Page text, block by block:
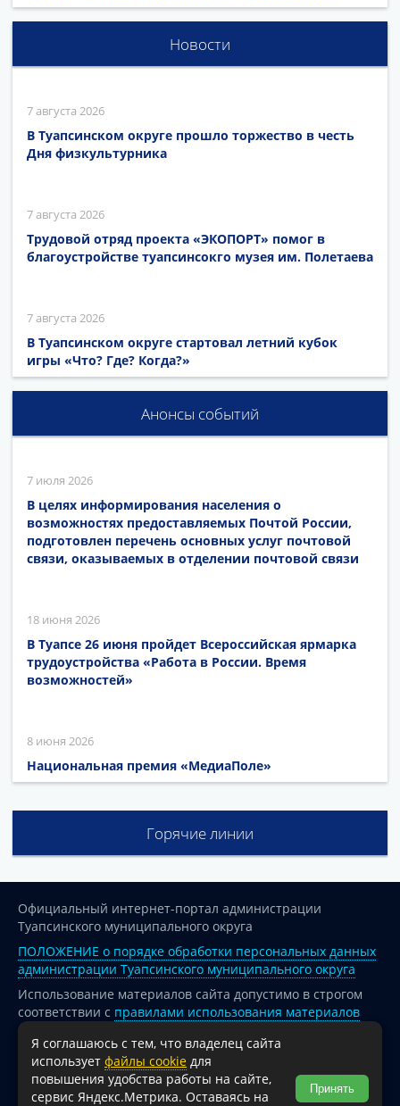
Новости
7 августа 2026
В Туапсинском округе прошло торжество в честь
Дня физкультурника
7 августа 2026
Трудовой отряд проекта «ЭКОПОРТ» помог в
благоустройстве туапсинсокго музея им. Полетаева
7 августа 2026
В Туапсинском округе стартовал летний кубок
игры «Что? Где? Когда?»
Анонсы событий
7 июля 2026
В целях информирования населения о
возможностях предоставляемых Почтой России,
подготовлен перечень основных услуг почтовой
связи, оказываемых в отделении почтовой связи
18 июня 2026
В Туапсе 26 июня пройдет Всероссийская ярмарка
трудоустройства «Работа в России. Время
возможностей»
8 июня 2026
Национальная премия «МедиаПоле»
Горячие линии
Официальный интернет-портал администрации
Туапсинского муниципального округа
ПОЛОЖЕНИЕ о порядке обработки персональных данных
администрации Туапсинского муниципального округа
Использование материалов сайта допустимо в строгом
соответствии с правилами использования материалов
опубликованных на сайте
При перепечатке и использовании информации ссылка
на источник обязательна.
Для сайтов и страниц сети Интернет обязательна
Я соглашаюсь с тем, что владелец сайта
использует файлы cookie для
повышения удобства работы на сайте,
сервис Яндекс.Метрика. Оставаясь на
Принять